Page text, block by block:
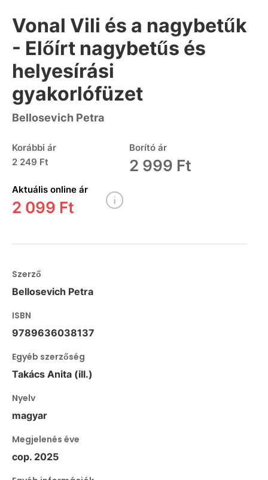
Vonal Vili és a nagybetűk
- Előírt nagybetűs és
helyesírási
gyakorlófüzet
Bellosevich Petra
Korábbi ár
2 249 Ft
Borító ár
2 999 Ft
Aktuális online ár
2 099 Ft
Szerző
Bellosevich Petra
ISBN
9789636038137
Egyéb szerzőség
Takács Anita (ill.)
Nyelv
magyar
Megjelenés éve
cop. 2025